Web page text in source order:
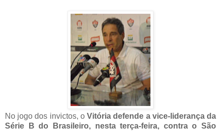
No jogo dos invictos, oVitória defende a vice-liderança da
Série B do Brasileiro, nesta terça-feira, contra o São